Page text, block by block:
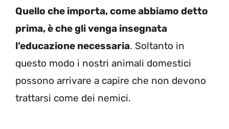
Quello che importa, come abbiamo detto
prima, è che gli venga insegnata
l’educazione necessaria. Soltanto in
questo modo i nostri animali domestici
possono arrivare a capire che non devono
trattarsi come dei nemici.